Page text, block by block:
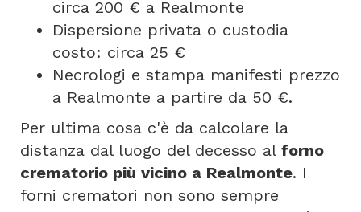
circa 200 € a Realmonte
Dispersione privata o custodia
costo: circa 25 €
Necrologi e stampa manifesti prezzo
a Realmonte a partire da 50 €.
Per ultima cosa c'è da calcolare la
distanza dal luogo del decesso al forno
crematorio più vicino a Realmonte. I
forni crematori non sono sempre